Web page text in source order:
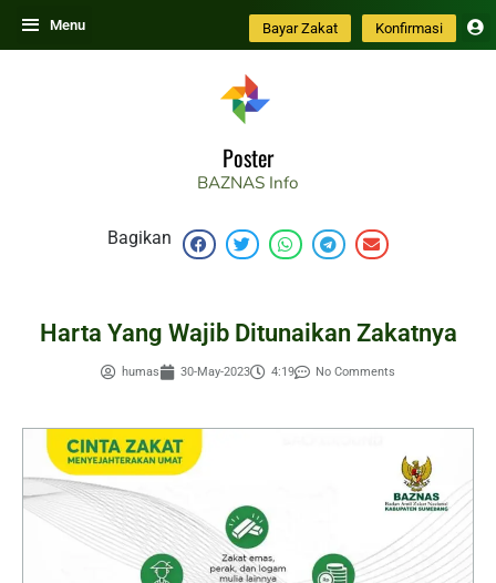
Skip
to
Menu Bayar Zakat Konfirmasi
Poster
BAZNAS Info
Bagikan
Harta Yang Wajib Ditunaikan Zakatnya
humas 30-May-2023 4:19 No Comments